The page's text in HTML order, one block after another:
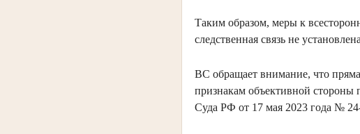
Таким образом, меры к
следственная связь не
ВС обращает внимание, что
признакам объективной
Суда РФ от 17 мая 2023 года №